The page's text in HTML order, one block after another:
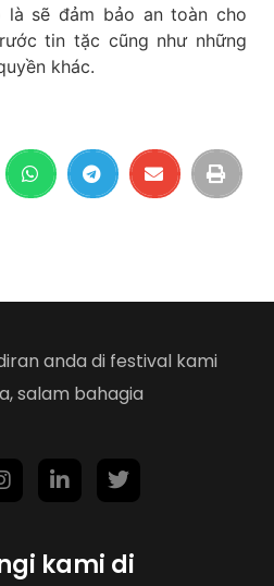
sẽ đảm bảo an toàn cho
tin tặc cũng như những
khác.
anda di festival kami
salam bahagia
kami di